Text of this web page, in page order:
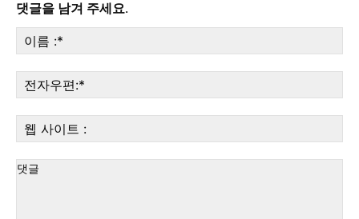
댓글을 남겨 주세요.
름
:*
자
우
사
이